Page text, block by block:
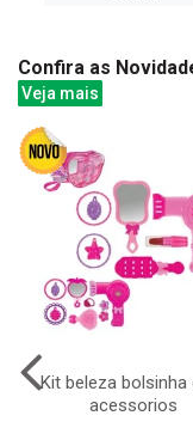
Confira as
Veja mais
Kit beleza bolsinha
acessorios